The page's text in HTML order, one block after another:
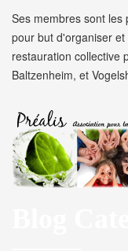
Ses membres sont
pour but d'organiser
restauration collective
Baltzenheim, et